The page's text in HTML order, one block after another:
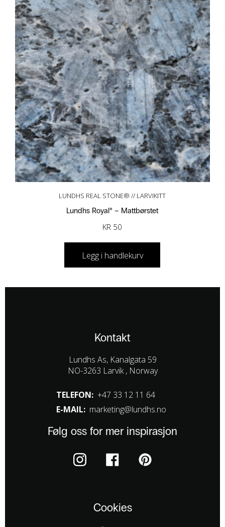
LUNDHS REAL STONE® // LARVIKITT
Lundhs Royal® – Mattbørstet
KR 50
Legg i handlekurv
Kontakt
Lundhs As, Kanalgata 59
NO-3263 Larvik , Norway
TELEFON: +47 33 12 11 64
E-MAIL: marketing@lundhs.no
Følg oss for mer inspirasjon
Cookies